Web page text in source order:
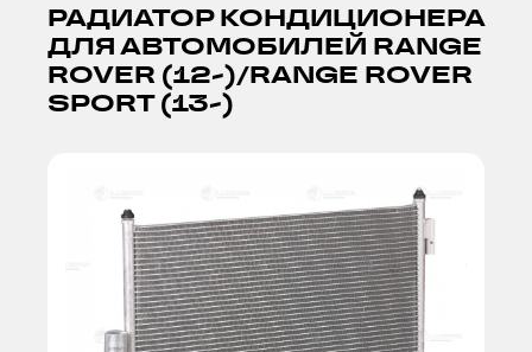
РАДИАТОР КОНДИЦИОНЕРА
ДЛЯ АВТОМОБИЛЕЙ RANGE
ROVER (12-)/RANGE ROVER
SPORT (13-)